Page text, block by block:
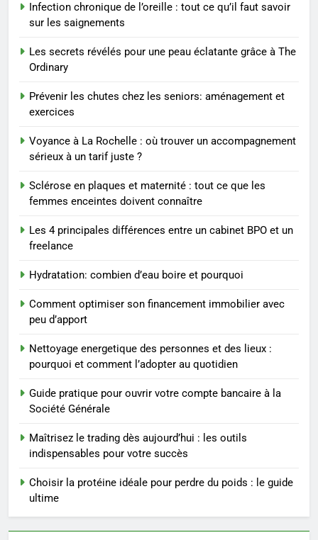
Sclérose en plaques et
maternité : tout ce que les
femmes enceintes doivent
SANTÉ
ENTREPRISE
2
Maigrir efficacement grâce aux
conseils pratiques
BIEN ÊTRE
3
pour perdre du poids
4
Infection chronique de l’oreille :
Les secrets révélés pour une
Ordinary
SANTÉ
Infection chronique de l’oreille : tout ce qu’il faut savoir
sur les saignements
Les secrets révélés pour une peau éclatante grâce à The
Ordinary
Prévenir les chutes chez les seniors: aménagement et
exercices
Voyance à La Rochelle : où trouver un accompagnement
sérieux à un tarif juste ?
Sclérose en plaques et maternité : tout ce que les
femmes enceintes doivent connaître
Les 4 principales différences entre un cabinet BPO et un
freelance
Hydratation: combien d’eau boire et pourquoi
Comment optimiser son financement immobilier avec
peu d’apport
Nettoyage energetique des personnes et des lieux :
pourquoi et comment l’adopter au quotidien
Guide pratique pour ouvrir votre compte bancaire à la
Société Générale
Maîtrisez le trading dès aujourd’hui : les outils
indispensables pour votre succès
Choisir la protéine idéale pour perdre du poids : le guide
ultime